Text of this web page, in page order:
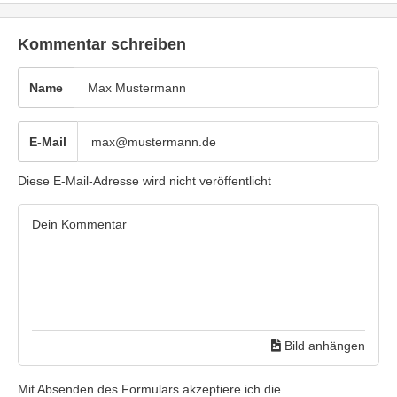
Kommentar schreiben
Name
E-Mail
Diese E-Mail-Adresse wird nicht veröffentlicht
Bild anhängen
Mit Absenden des Formulars akzeptiere ich die